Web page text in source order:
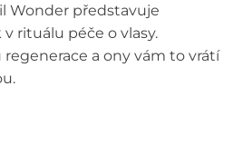
Wonder představuje
rituálu péče o vlasy.
a ony vám to vrátí